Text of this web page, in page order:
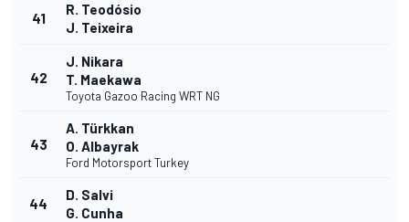
41
R. Teodósio
J. Teixeira
42
J. Nikara
T. Maekawa
Toyota Gazoo Racing WRT NG
43
A. Türkkan
O. Albayrak
Ford Motorsport Turkey
44
D. Salvi
G. Cunha